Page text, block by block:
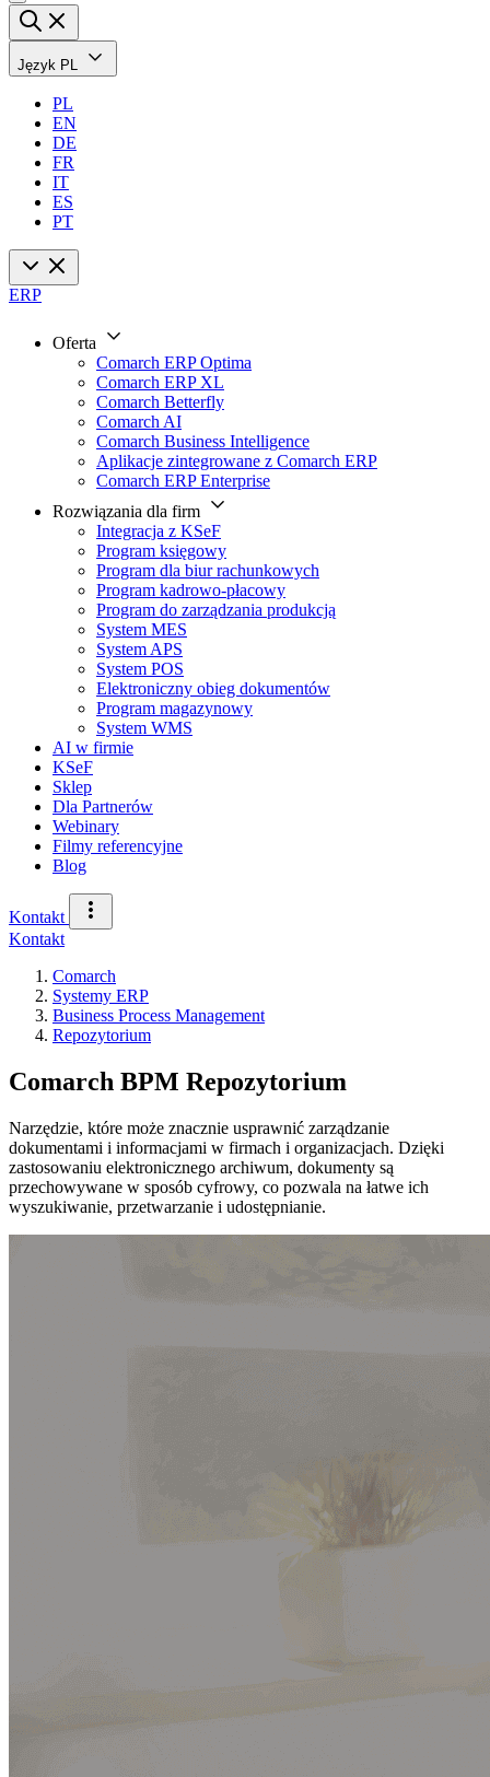
Język PL
PL
EN
DE
FR
IT
ES
PT
ERP
Oferta
Comarch ERP Optima
Comarch ERP XL
Comarch Betterfly
Comarch AI
Comarch Business Intelligence
Aplikacje zintegrowane z Comarch ERP
Comarch ERP Enterprise
Rozwiązania dla firm
Integracja z KSeF
Program księgowy
Program dla biur rachunkowych
Program kadrowo-płacowy
Program do zarządzania produkcją
System MES
System APS
System POS
Elektroniczny obieg dokumentów
Program magazynowy
System WMS
AI w firmie
KSeF
Sklep
Dla Partnerów
Webinary
Filmy referencyjne
Blog
Kontakt
Kontakt
Comarch
Systemy ERP
Business Process Management
Repozytorium
Comarch BPM Repozytorium
Narzędzie, które może znacznie usprawnić zarządzanie
dokumentami i informacjami w firmach i organizacjach. Dzięki
zastosowaniu elektronicznego archiwum, dokumenty są
przechowywane w sposób cyfrowy, co pozwala na łatwe ich
wyszukiwanie, przetwarzanie i udostępnianie.